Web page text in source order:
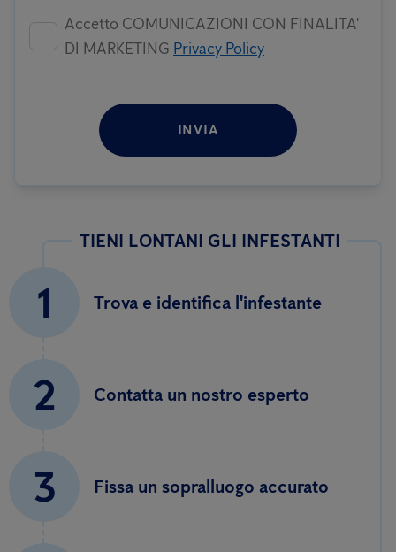
Accetto COMUNICAZIONI CON FINALITA'
DI MARKETING Privacy Policy
INVIA
TIENI LONTANI GLI INFESTANTI
1 Trova e identifica l'infestante
2 Contatta un nostro esperto
3 Fissa un sopralluogo accurato